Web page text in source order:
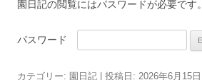
園日記の閲覧にはパスワードが必要です。
パスワード
カテゴリー: 園日記 | 投稿日: 2026年6月15日